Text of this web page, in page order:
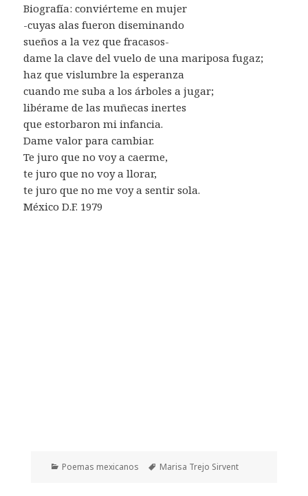
Biografía: conviérteme en mujer
-cuyas alas fueron diseminando
sueños a la vez que fracasos-
dame la clave del vuelo de una mariposa fugaz;
haz que vislumbre la esperanza
cuando me suba a los árboles a jugar;
libérame de las muñecas inertes
que estorbaron mi infancia.
Dame valor para cambiar.
Te juro que no voy a caerme,
te juro que no voy a llorar,
te juro que no me voy a sentir sola.
México D.F. 1979
Categorías
Poemas mexicanos Etiquetas
Marisa Trejo Sirvent